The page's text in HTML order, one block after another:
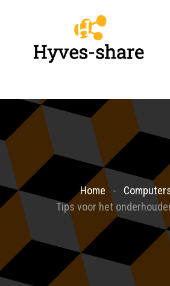
Home
Tips voor het